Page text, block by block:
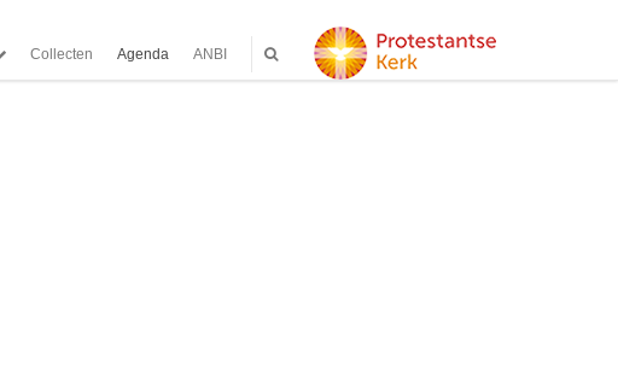
Collecten Agenda ANBI